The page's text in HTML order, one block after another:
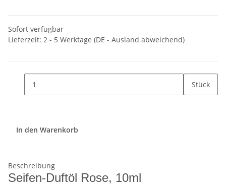
Sofort verfügbar
Lieferzeit: 2 - 5 Werktage (DE - Ausland abweichend)
Stück
In den Warenkorb
Beschreibung
Seifen-Duftöl Rose, 10ml